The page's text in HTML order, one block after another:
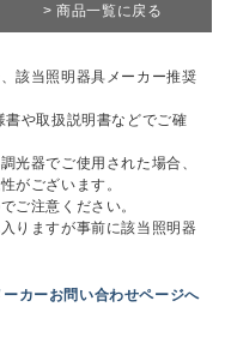
> 商品一覧に戻る
該当照明器具メーカー推奨
や取扱説明書などでご確
光器でご使用された場合、
がございます。
ご注意ください。
りますが事前に該当照明器
ーカーお問い合わせページへ